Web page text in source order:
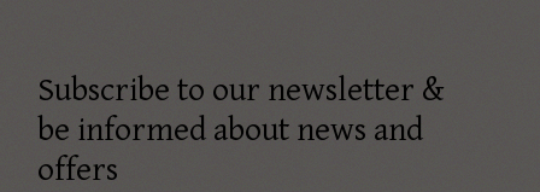
Subscribe to our newsletter &
be informed about news and
offers